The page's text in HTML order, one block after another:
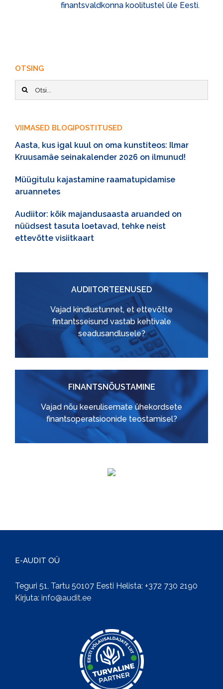
finantsvaldkonna koolitustel üle Eesti.
OTSING
Sisesta
otsisõna:
VIIMASED BLOGIPOSTITUSED
Aasta, kus igal kuul on oma kunstiteos: Ilmar
Kruusamäe seinakalender 2026 on ilmunud!
Müügitulu kajastamine raamatupidamise
aruannetes
Audiitor: kõik majandusaasta aruanded on
nüüdsest tasuta loetavad, tehke neist
ettevõtte visiitkaart
AUDIITORTEENUSED
Vajad kindlustunnet, et ettevõtte
fintantsseisund vastab kehtivale
seadusandlusele?
FINANTSNÕUSTAMINE
Vajad nõu keerulisemate ühekordsete
finantsoperatsioonide teostamisel?
E-AUDIT OÜ
Teguri 51, Tartu 50107 Eesti Helista: +372 730 2190
Kirjuta: info@audit.ee